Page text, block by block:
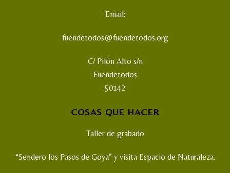
Email:
fuendetodos@fuendetodos.org
C/ Pilón Alto s/n
Fuendetodos
50142
COSAS QUE HACER
Taller de grabado
“Sendero los Pasos de Goya” y visita Espacio de Naturaleza.